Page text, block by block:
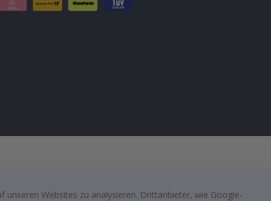
Websites zu analysieren. Drittanbieter, wie Google-